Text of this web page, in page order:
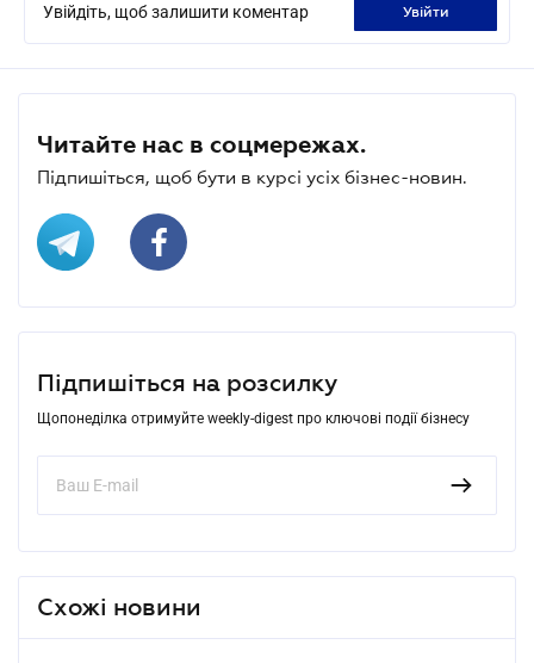
Увійдіть, щоб залишити коментар увійти
Читайте нас в соцмережах.
Підпишіться, щоб бути в курсі усіх бізнес-новин.
Підпишіться на розсилку
Щопонеділка отримуйте weekly-digest про ключові події бізнесу
Схожі новини